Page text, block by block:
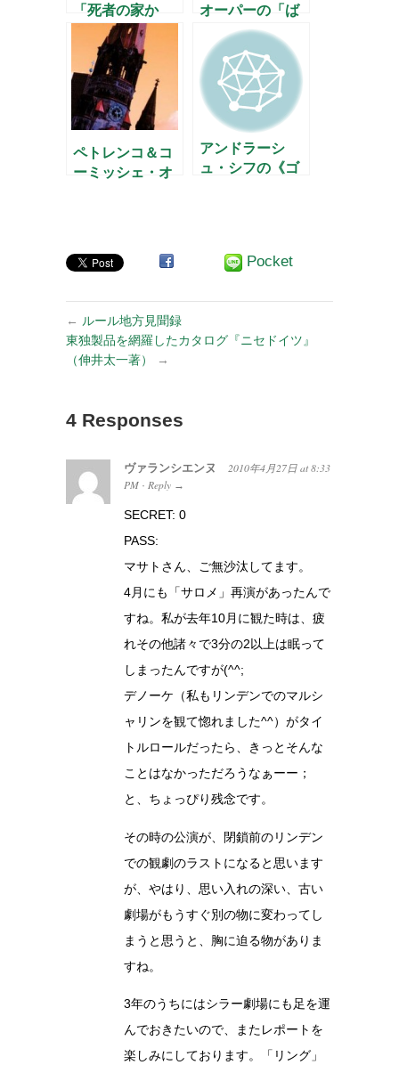
「死者の家か
@Staatsoper
Berlin
オーパーの「ば
らの騎士」新演
出！
ペトレンコ＆コ
ーミッシェ・オ
アンドラーシ
ュ・シフの《ゴ
Pocket
← ルール地方見聞録
東独製品を網羅したカタログ『ニセドイツ』
（伸井太一著）
→
4 Responses
ヴァランシエンヌ 2010年4月27日 at 8:33
PM · Reply →
SECRET: 0
PASS:
マサトさん、ご無沙汰してます。
4月にも「サロメ」再演があったんで
すね。私が去年10月に観た時は、疲
れその他諸々で3分の2以上は眠って
しまったんですが(^^;
デノーケ（私もリンデンでのマルシ
ャリンを観て惚れました^^）がタイ
トルロールだったら、きっとそんな
ことはなかっただろうなぁーー；
と、ちょっぴり残念です。
その時の公演が、閉鎖前のリンデン
での観劇のラストになると思います
が、やはり、思い入れの深い、古い
劇場がもうすぐ別の物に変わってし
まうと思うと、胸に迫る物がありま
すね。
3年のうちにはシラー劇場にも足を運
んでおきたいので、またレポートを
楽しみにしております。「リング」